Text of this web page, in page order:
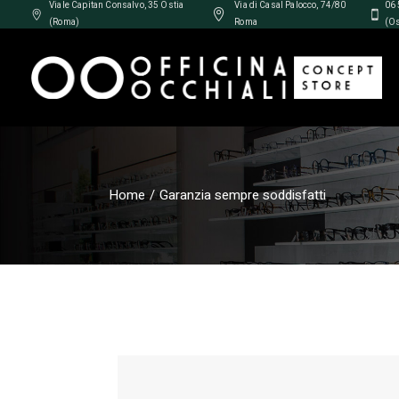
Viale Capitan Consalvo, 35 Ostia
(Roma)
Via di Casal Palocco, 74/80
Roma
06
Home Garanzia sempre soddisfatti